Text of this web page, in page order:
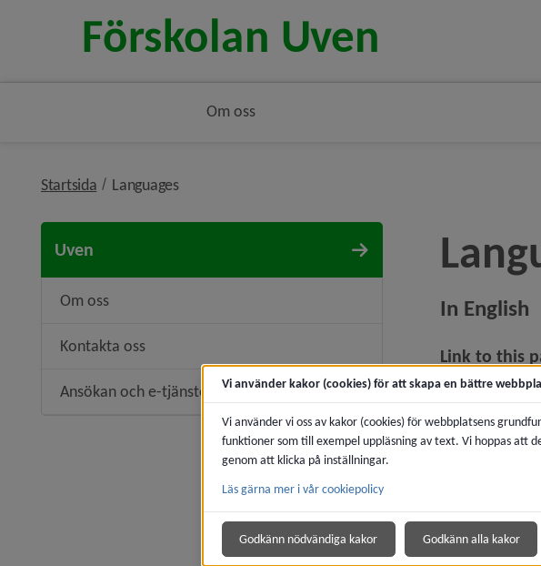
Om oss
Startsida Languagesnivå i brödsmulenavigeringen
Uven
Om oss
Kontakta oss
Ansökan och e-tjänster
In English
Link to this
Länk till
Open this page
Translate in
Översätt i
Vi använder kakor (cookies) för att skapa en bättre
Vi använder vi oss av kakor (cookies) för webbplatsens
funktioner som till exempel uppläsning av text. Vi hoppas att
genom att klicka på inställningar.
Läs gärna mer i vår cookiepolicy
Godkänn nödvändiga kakor Godkänn alla kakor